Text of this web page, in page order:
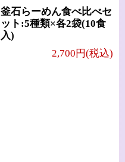
釜石らーめん食べ比べセ
ット:5種類×各2袋(10食
入)
2,700円(税込)